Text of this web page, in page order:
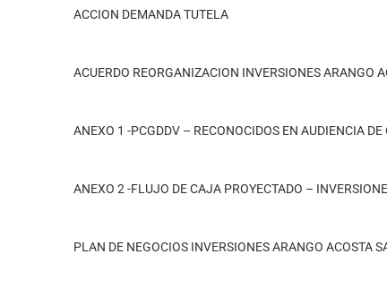
ACCION DEMANDA TUTELA
ACUERDO REORGANIZACION INVERSIONES ARANGO
ANEXO 1 -PCGDDV – RECONOCIDOS EN AUDIENCIA
ANEXO 2 -FLUJO DE CAJA PROYECTADO –
PLAN DE NEGOCIOS INVERSIONES ARANGO ACOSTA